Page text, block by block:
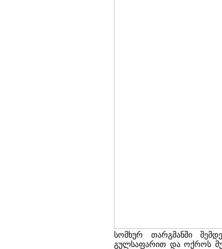
სომხურ თარგმანში
გულსაფარით და ოქროს